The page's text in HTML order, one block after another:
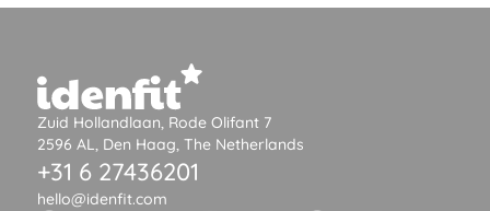
Zuid Hollandlaan, Rode Olifant 7
2596 AL, Den Haag, The Netherlands
+31 6 27436201
hello@idenfit.com